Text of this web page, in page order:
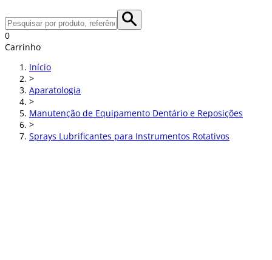
0
Carrinho
Início
>
Aparatologia
>
Manutenção de Equipamento Dentário e Reposições
>
Sprays Lubrificantes para Instrumentos Rotativos